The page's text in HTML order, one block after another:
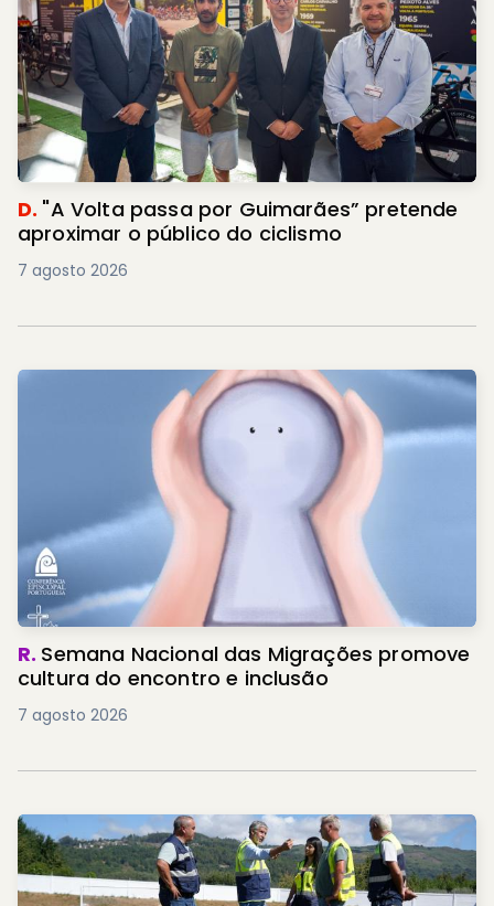
D. "A Volta passa por Guimarães” pretende
aproximar o público do ciclismo
7 agosto 2026
R. Semana Nacional das Migrações promove
cultura do encontro e inclusão
7 agosto 2026